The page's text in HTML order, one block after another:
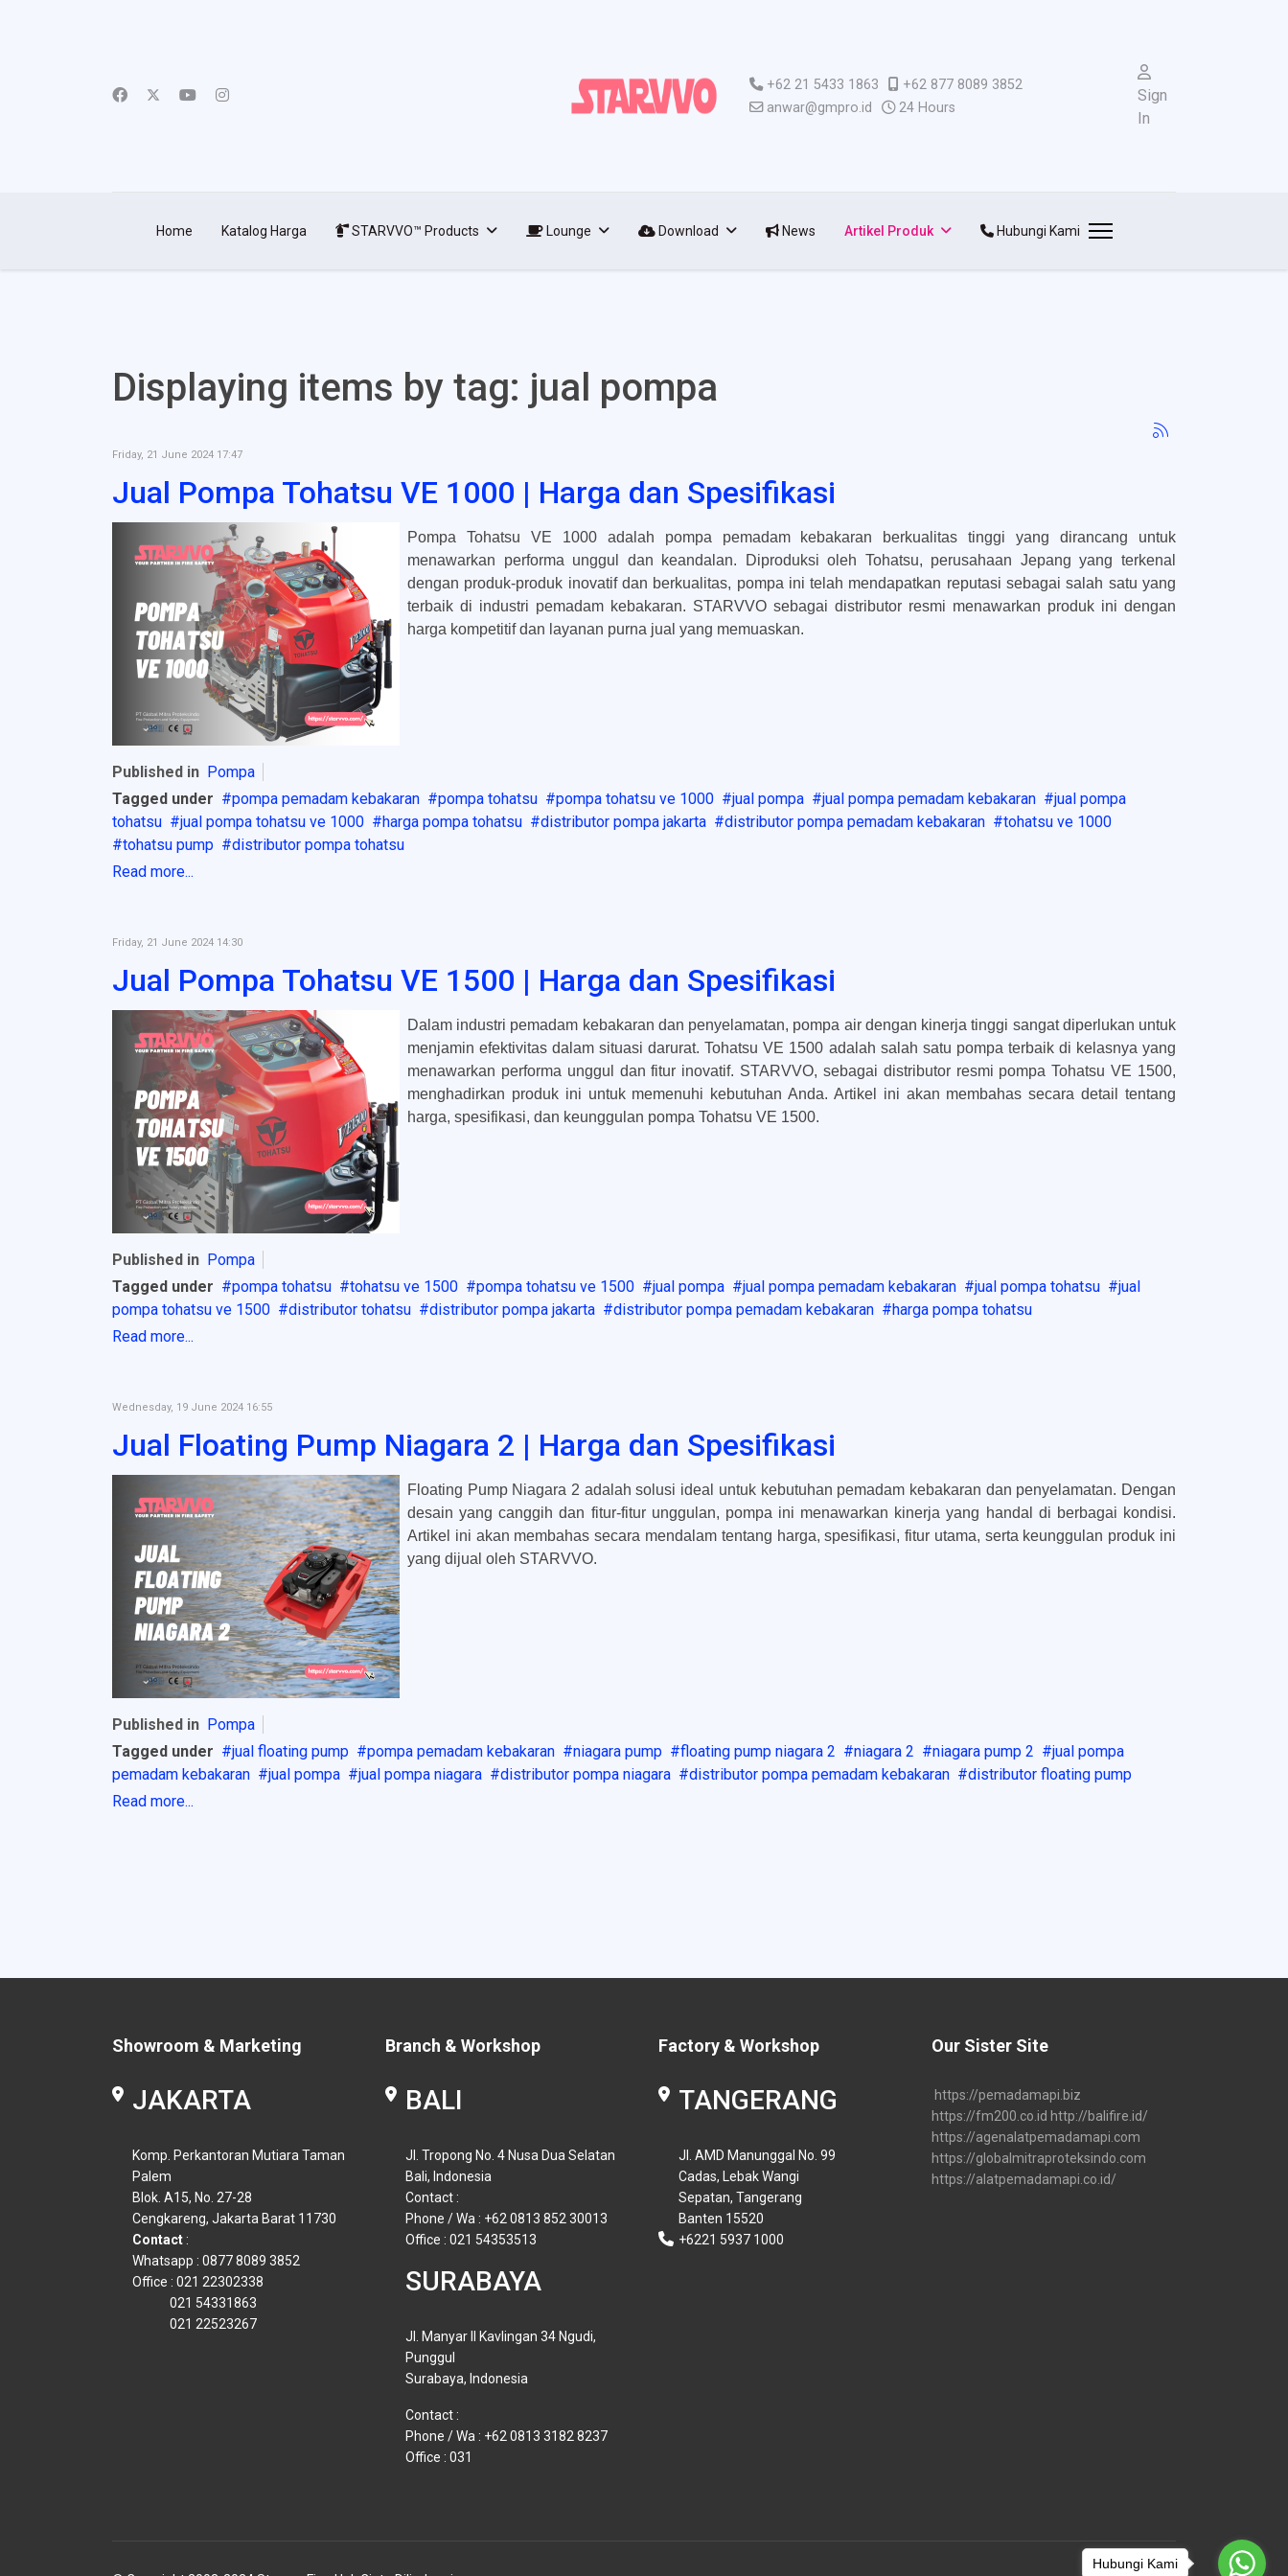
+62 21 5433 1863
+62 877 8089 3852
anwar@gmpro.id
24 Hours
Sign
In
Home Katalog Harga STARVVO™ Products Lounge Download News Artikel Produk Hubungi Kami
Displaying items by tag: jual pompa
Friday, 21 June 2024 17:47
Jual Pompa Tohatsu VE 1000 | Harga dan Spesifikasi
Pompa Tohatsu VE 1000 adalah pompa pemadam kebakaran berkualitas tinggi yang dirancang untuk
menawarkan performa unggul dan keandalan. Diproduksi oleh Tohatsu, perusahaan Jepang yang terkenal
dengan produk-produk inovatif dan berkualitas, pompa ini telah mendapatkan reputasi sebagai salah satu yang
terbaik di industri pemadam kebakaran. STARVVO sebagai distributor resmi menawarkan produk ini dengan
harga kompetitif dan layanan purna jual yang memuaskan.
Published in Pompa
Tagged under
pompa pemadam kebakaran pompa tohatsu pompa tohatsu ve 1000 jual pompa jual pompa pemadam kebakaran
jual pompa
tohatsu
jual pompa tohatsu ve 1000 harga pompa tohatsu distributor pompa jakarta distributor pompa pemadam kebakaran
tohatsu ve 1000
tohatsu pump
distributor pompa tohatsu
Read more...
Friday, 21 June 2024 14:30
Jual Pompa Tohatsu VE 1500 | Harga dan Spesifikasi
Dalam industri pemadam kebakaran dan penyelamatan, pompa air dengan kinerja tinggi sangat diperlukan untuk
menjamin efektivitas dalam situasi darurat. Tohatsu VE 1500 adalah salah satu pompa terbaik di kelasnya yang
menawarkan performa unggul dan fitur inovatif. STARVVO, sebagai distributor resmi pompa Tohatsu VE 1500,
menghadirkan produk ini untuk memenuhi kebutuhan Anda. Artikel ini akan membahas secara detail tentang
harga, spesifikasi, dan keunggulan pompa Tohatsu VE 1500.
Published in Pompa
Tagged under
pompa tohatsu tohatsu ve 1500 pompa tohatsu ve 1500 jual pompa jual pompa pemadam kebakaran jual pompa tohatsu
jual
pompa tohatsu ve 1500
distributor tohatsu distributor pompa jakarta distributor pompa pemadam kebakaran
harga pompa tohatsu
Read more...
Wednesday, 19 June 2024 16:55
Jual Floating Pump Niagara 2 | Harga dan Spesifikasi
Floating Pump Niagara 2 adalah solusi ideal untuk kebutuhan pemadam kebakaran dan penyelamatan. Dengan
desain yang canggih dan fitur-fitur unggulan, pompa ini menawarkan kinerja yang handal di berbagai kondisi.
Artikel ini akan membahas secara mendalam tentang harga, spesifikasi, fitur utama, serta keunggulan produk ini
yang dijual oleh STARVVO.
Published in Pompa
Tagged under
jual floating pump pompa pemadam kebakaran niagara pump floating pump niagara 2 niagara 2 niagara pump 2
jual pompa
pemadam kebakaran
jual pompa jual pompa niagara distributor pompa niagara distributor pompa pemadam kebakaran
distributor floating pump
Read more...
Showroom & Marketing
JAKARTA
Komp. Perkantoran Mutiara Taman
Palem
Blok. A15, No. 27-28
Cengkareng, Jakarta Barat 11730
Contact :
Whatsapp : 0877 8089 3852
Office : 021 22302338
021 54331863
021 22523267
Branch & Workshop
BALI
Jl. Tropong No. 4 Nusa Dua Selatan
Bali, Indonesia
Contact :
Phone / Wa : +62 0813 852 30013
Office : 021 54353513
SURABAYA
Jl. Manyar II Kavlingan 34 Ngudi,
Punggul
Surabaya, Indonesia
Contact :
Phone / Wa : +62 0813 3182 8237
Office : 031
Factory & Workshop
TANGERANG
Jl. AMD Manunggal No. 99
Cadas, Lebak Wangi
Sepatan, Tangerang
Banten 15520
+6221 5937 1000
Our Sister Site
https://pemadamapi.biz
https://fm200.co.id http://balifire.id/
https://agenalatpemadamapi.com
https://globalmitraproteksindo.com
https://alatpemadamapi.co.id/
Hubungi Kami